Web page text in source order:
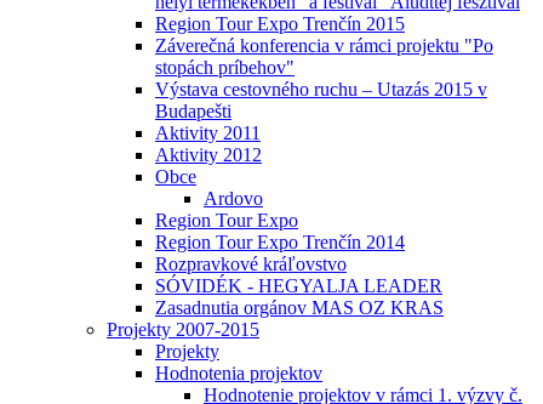
Region Tour Expo Trenčín 2015
Záverečná konferencia v rámci projektu "Po
stopách príbehov"
Výstava cestovného ruchu – Utazás 2015 v
Budapešti
Aktivity 2011
Aktivity 2012
Obce
Ardovo
Region Tour Expo
Region Tour Expo Trenčín 2014
Rozpravkové kráľovstvo
SÓVIDÉK - HEGYALJA LEADER
Zasadnutia orgánov MAS OZ KRAS
Projekty 2007-2015
Projekty
Hodnotenia projektov
Hodnotenie projektov v rámci 1. výzvy č.